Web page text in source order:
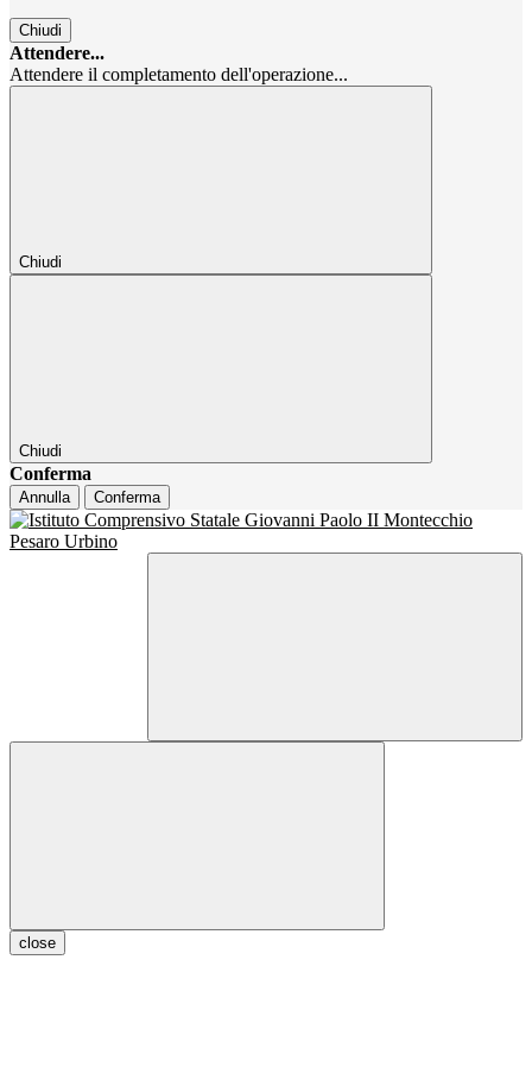
Chiudi
Attendere...
Attendere il completamento dell'operazione...
Chiudi
Chiudi
Conferma
Annulla Conferma
close